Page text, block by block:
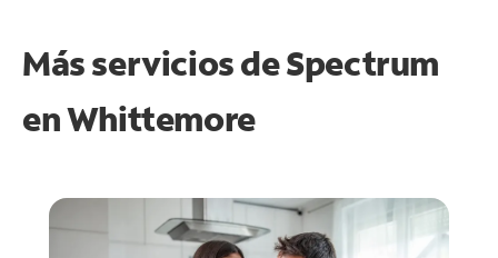
Más servicios de Spectrum
enWhittemore